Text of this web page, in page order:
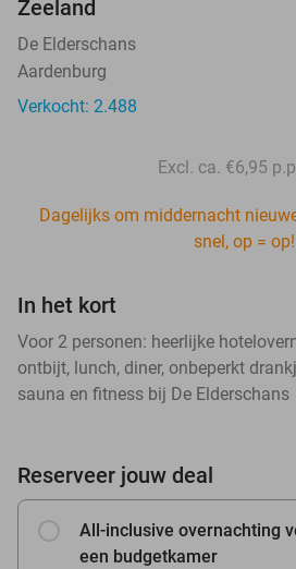
Zeeland
De Elderschans
Aardenburg
Verkocht: 2.488
Excl. ca. €6,95
Dagelijks om middernacht
snel, op = op!
In het kort
Voor 2 personen: heerlijke
ontbijt, lunch, diner, onbeperkt
sauna en fitness bij De Elderschans
Reserveer jouw deal
All-inclusive overnachting
een budgetkamer